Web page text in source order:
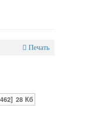
Печать
28 Кб